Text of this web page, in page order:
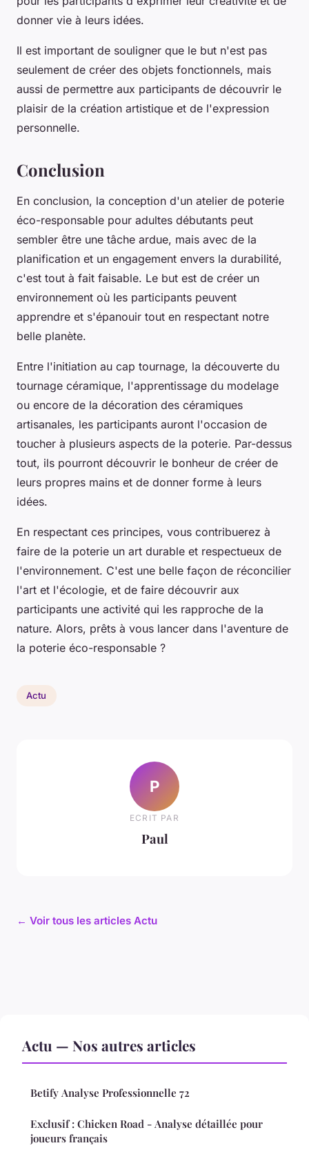
donner vie à leurs idées.
Il est important de souligner que le but n'est pas
seulement de créer des objets fonctionnels, mais
aussi de permettre aux participants de découvrir le
plaisir de la création artistique et de l'expression
personnelle.
Conclusion
En conclusion, la conception d'un atelier de poterie
éco-responsable pour adultes débutants peut
sembler être une tâche ardue, mais avec de la
planification et un engagement envers la durabilité,
c'est tout à fait faisable. Le but est de créer un
environnement où les participants peuvent
apprendre et s'épanouir tout en respectant notre
belle planète.
Entre l'initiation au cap tournage, la découverte du
tournage céramique, l'apprentissage du modelage
ou encore de la décoration des céramiques
artisanales, les participants auront l'occasion de
toucher à plusieurs aspects de la poterie. Par-dessus
tout, ils pourront découvrir le bonheur de créer de
leurs propres mains et de donner forme à leurs
idées.
En respectant ces principes, vous contribuerez à
faire de la poterie un art durable et respectueux de
l'environnement. C'est une belle façon de réconcilier
l'art et l'écologie, et de faire découvrir aux
participants une activité qui les rapproche de la
nature. Alors, prêts à vous lancer dans l'aventure de
la poterie éco-responsable ?
Actu
P
ECRIT PAR
Paul
← Voir tous les articles Actu
Actu — Nos autres articles
Betify Analyse Professionnelle 72
Exclusif : Chicken Road - Analyse détaillée pour
joueurs français